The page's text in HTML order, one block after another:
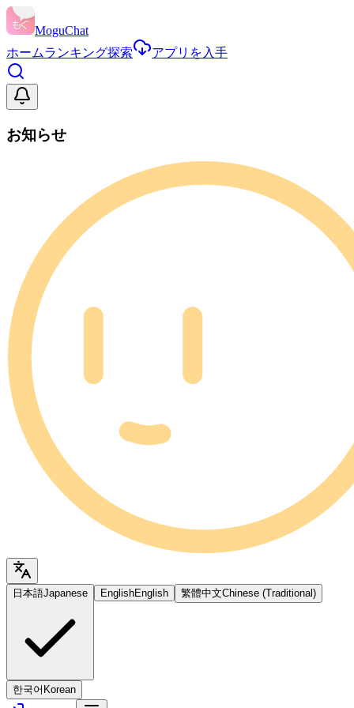
MoguChat
ホームランキング探索 アプリを入手
お知らせ
日本語Japanese EnglishEnglish 繁體中文Chinese (Traditional)
한국어 Korean